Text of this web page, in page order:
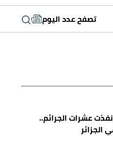
تصفح عدد اليوم
عشرات الجرائم..